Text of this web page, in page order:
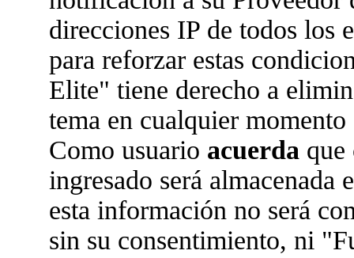
direcciones IP de todos los
para reforzar estas
Elite" tiene derecho a
tema en cualquier
Como usuario acuerda que
ingresado será almacenada
esta información no será
sin su consentimiento, ni